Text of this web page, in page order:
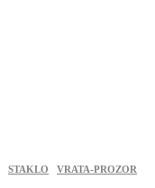
STAKLO VRATA-PROZOR